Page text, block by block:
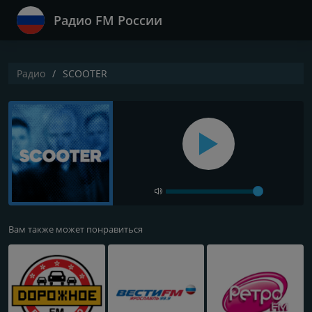
Радио FM России
Радио SCOOTER
Вам также может понравиться